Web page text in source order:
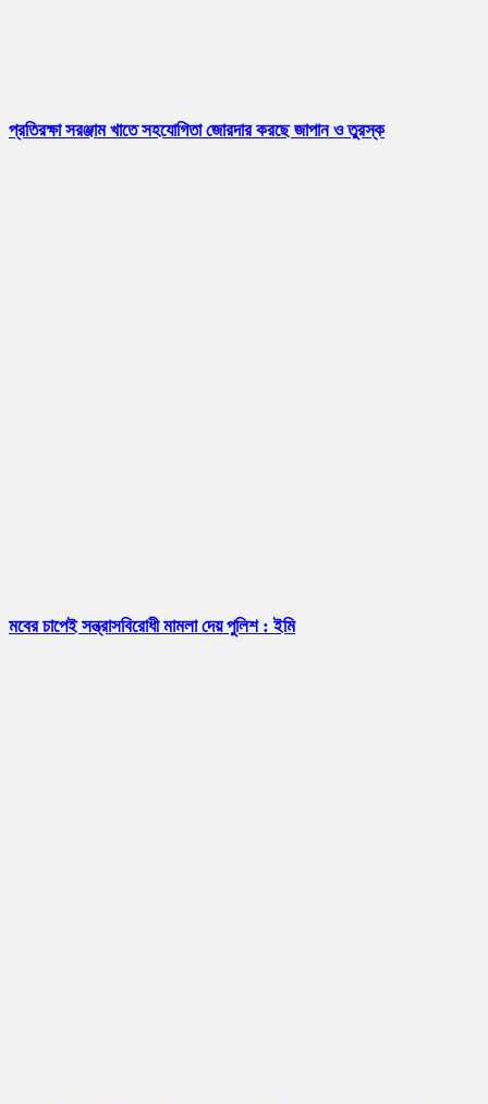
প্রতিরক্ষা সরঞ্জাম খাতে সহযোগিতা জোরদার করছে জাপান ও তুরস্ক
মবের চাপেই সন্ত্রাসবিরোধী মামলা দেয় পুলিশ : ইমি